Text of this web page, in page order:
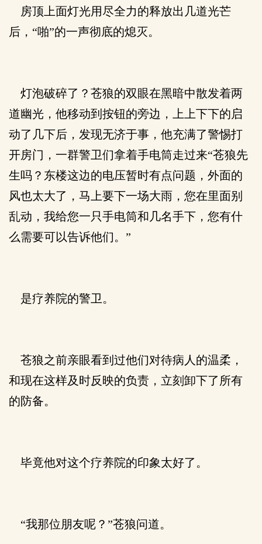
房顶上面灯光用尽全力的释放出几道光芒
后，“啪”的一声彻底的熄灭。
灯泡破碎了？苍狼的双眼在黑暗中散发着两
道幽光，他移动到按钮的旁边，上上下下的启
动了几下后，发现无济于事，他充满了警惕打
开房门，一群警卫们拿着手电筒走过来“苍狼先
生吗？东楼这边的电压暂时有点问题，外面的
风也太大了，马上要下一场大雨，您在里面别
乱动，我给您一只手电筒和几名手下，您有什
么需要可以告诉他们。”
是疗养院的警卫。
苍狼之前亲眼看到过他们对待病人的温柔，
和现在这样及时反映的负责，立刻卸下了所有
的防备。
毕竟他对这个疗养院的印象太好了。
“我那位朋友呢？”苍狼问道。